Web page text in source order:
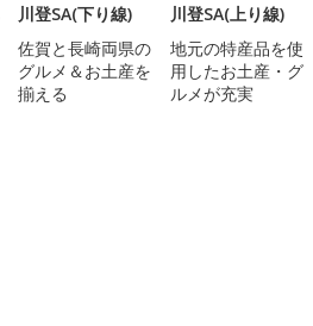
川登SA(下り線)
佐賀と長崎両県の
グルメ＆お土産を
揃える
川登SA(上り線)
地元の特産品を使
用したお土産・グ
ルメが充実